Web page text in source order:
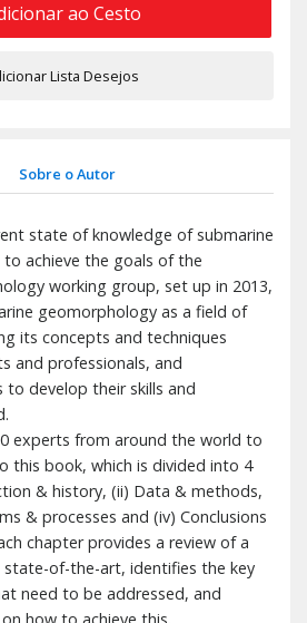
ao Cesto
Lista Desejos
Sobre o Autor
state of knowledge of submarine
achieve the goals of the
working group, set up in 2013,
geomorphology as a field of
its concepts and techniques
and professionals, and
develop their skills and
experts from around the world to
this book, which is divided into 4
& history, (ii) Data & methods,
& processes and (iv) Conclusions
chapter provides a review of a
of-the-art, identifies the key
need to be addressed, and